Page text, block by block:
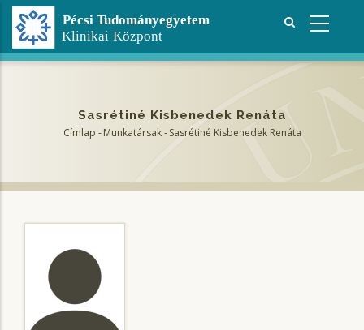
Ugrás
tartalomra
Sasrétiné Kisbenedek Renáta
Címlap - Munkatársak - Sasrétiné Kisbenedek Renáta